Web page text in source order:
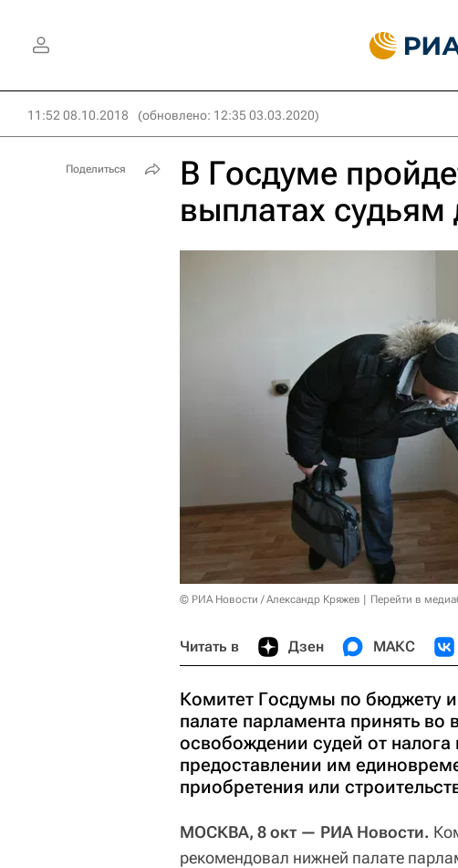
11:52 08.10.2018 (обновлено: 12:35 03.03.2020)
В Госдуме
выплатах
© РИА Новости / Александр Кряжев Перейти в
Читать в Дзен МАКС
Комитет Госдумы по бюджету
палате парламента принять во
освобождении судей от
предоставлении им
приобретения или
МОСКВА, 8 окт — РИА Новости.
рекомендовал нижней палате
Поделиться